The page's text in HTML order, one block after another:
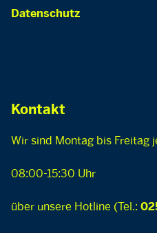
Datenschutz
Kontakt
Wir sind Montag bis Freitag
08:00-15:30 Uhr
über unsere Hotline (Tel.: